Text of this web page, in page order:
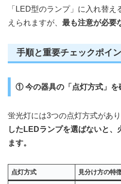
「LED型のランプ」に入れ替
えられますが、 最も注意が必要
手順と重要チェックポイン
① 今の器具の「点灯方式」を
蛍光灯には3つの点灯方式があり
したLEDランプを選ばないと、
ます。
点灯方式 見分け方の特